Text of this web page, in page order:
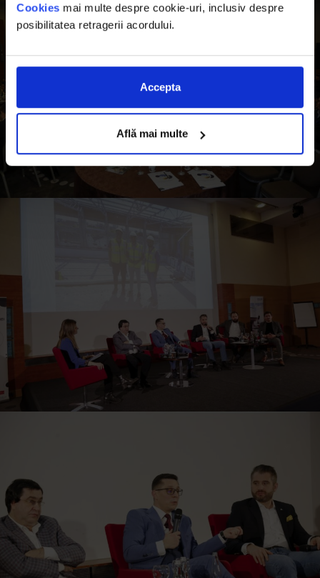
Cookies mai multe despre cookie-uri, inclusiv despre
posibilitatea retragerii acordului.
Accepta
Află mai multe